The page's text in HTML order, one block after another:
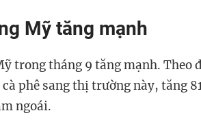
Mỹ tăng mạnh
trong tháng 9 tăng mạnh. Theo
phê sang thị trường này, tăng
ngoái.